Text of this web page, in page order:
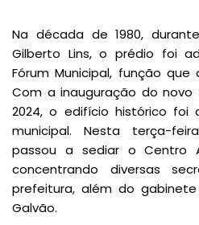
Na década de 1980,
Gilberto Lins, o prédio foi
Fórum Municipal, função
Com a inauguração do
2024, o edifício histórico foi
municipal. Nesta terça-
passou a sediar o Centro
concentrando diversas
prefeitura, além do
Galvão.